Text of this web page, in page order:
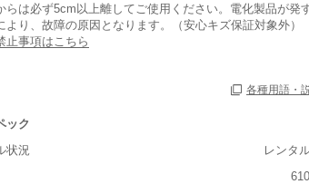
らは必ず5cm以上離してご使用ください。電化製品が発
より、故障の原因となります。（安心キズ保証対象外）
止事項はこちら
各種用語・
ック
状況
レンタ
あり